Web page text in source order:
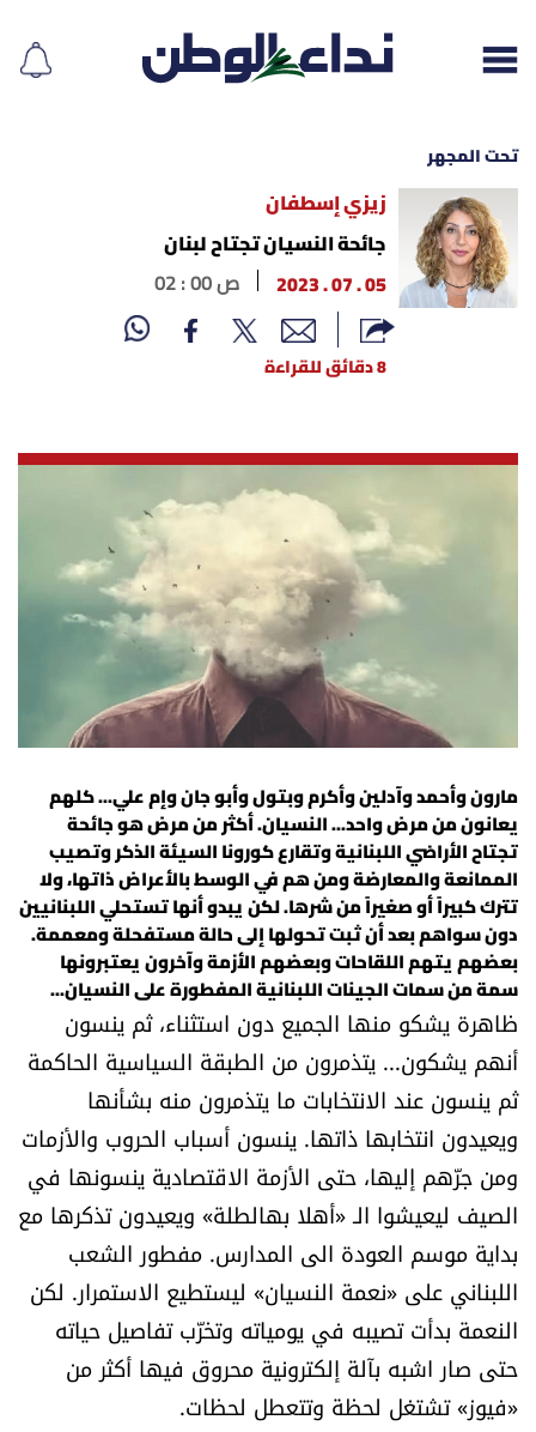
إقرأ الجريدة
لبنان
نداء القرّاء
خاص الموقع
كتّابنا
تحت المجهر
آراء
اقتصاد
العالم
الصحافة الإسرائيلية
ثقافة وفنون
فصل من كتاب
اقرأ تضحك
تحت المجهر
زيزي إسطفان
جائحة النسيان تجتاح لبنان
05 . 07 . 2023
02 : 00 ص
8 دقائق للقراءة
مارون وأحمد وآدلين وأكرم وبتول وأبو جان وإم علي... كلهم
يعانون من مرض واحد... النسيان. أكثر من مرض هو جائحة
تجتاح الأراضي اللبنانية وتقارع كورونا السيئة الذكر وتصيب
الممانعة والمعارضة ومن هم في الوسط بالأعراض ذاتها، ولا
تترك كبيراً أو صغيراً من شرها. لكن يبدو أنها تستحلي اللبنانيين
دون سواهم بعد أن ثبت تحولها إلى حالة مستفحلة ومعممة.
بعضهم يتهم اللقاحات وبعضهم الأزمة وآخرون يعتبرونها
سمة من سمات الجينات اللبنانية المفطورة على النسيان...
ظاهرة يشكو منها الجميع دون استثناء، ثم ينسون
أنهم يشكون... يتذمرون من الطبقة السياسية الحاكمة
ثم ينسون عند الانتخابات ما يتذمرون منه بشأنها
ويعيدون انتخابها ذاتها. ينسون أسباب الحروب والأزمات
ومن جرّهم إليها، حتى الأزمة الاقتصادية ينسونها في
الصيف ليعيشوا الـ «أهلا بهالطلة» ويعيدون تذكرها مع
بداية موسم العودة الى المدارس. مفطور الشعب
اللبناني على «نعمة النسيان» ليستطيع الاستمرار. لكن
النعمة بدأت تصيبه في يومياته وتخرّب تفاصيل حياته
حتى صار اشبه بآلة إلكترونية محروق فيها أكثر من
«فيوز» تشتغل لحظة وتتعطل لحظات.